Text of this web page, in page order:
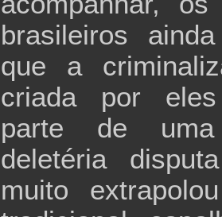
brasileiros
que a
criada por
parte de
deletéria
muito